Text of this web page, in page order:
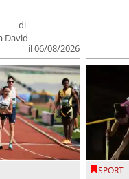
di
David
il 06/08/2026
SPORT